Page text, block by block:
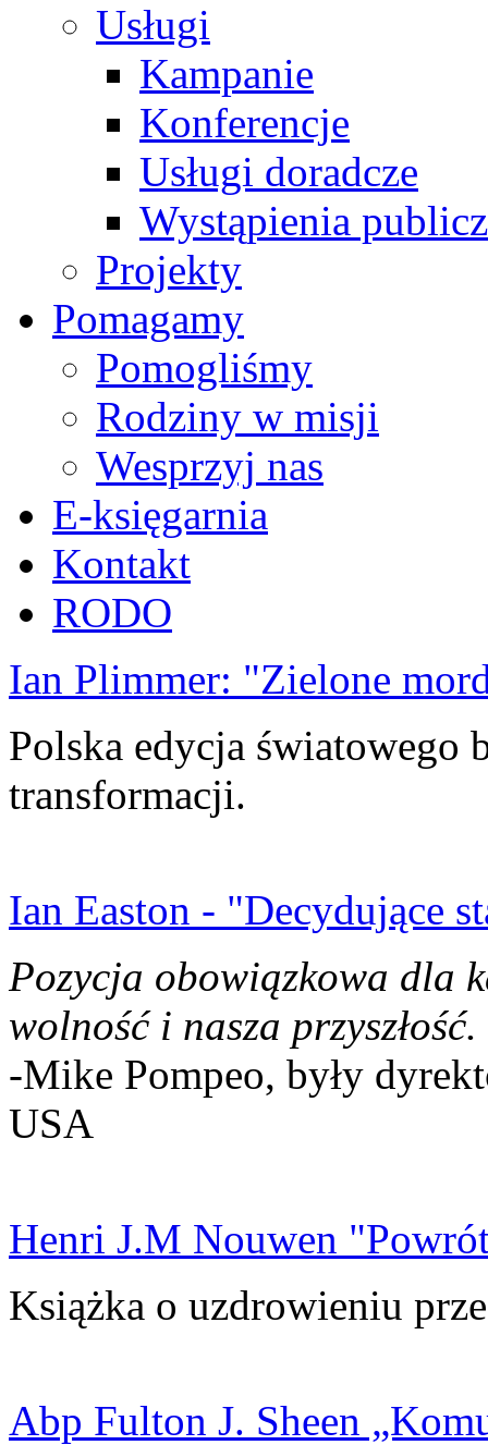
Usługi
Kampanie
Konferencje
Usługi doradcze
Wystąpienia
Projekty
Pomagamy
Pomogliśmy
Rodziny w misji
Wesprzyj nas
E-księgarnia
Kontakt
RODO
Ian Plimmer: "Zielone
Polska edycja światowego
transformacji.
Ian Easton - "Decydujące
Pozycja obowiązkowa dla
wolność i nasza przyszłość.
-Mike Pompeo, były
USA
Henri J.M Nouwen
Książka o uzdrowieniu
Abp Fulton J. Sheen